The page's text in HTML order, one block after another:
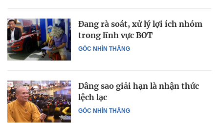
GÓC NHÌN THẲNG
Đang rà soát, xử lý lợi ích nhóm
trong lĩnh vực BOT
GÓC NHÌN THẲNG
Dâng sao giải hạn là nhận thức
lệch lạc